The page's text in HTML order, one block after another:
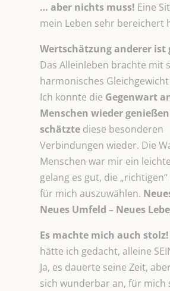
… aber nichts muss! Eine
mein Leben sehr bereichert
Wertschätzung anderer ist
Das Alleinleben brachte mit
harmonisches
Ich konnte die Gegenwart
Menschen wieder
schätzte diese besonderen
Verbindungen wieder. Die
Menschen war mir ein
gelang es gut, die
für mich auszuwählen.
Neues Umfeld – Neues
Es machte mich auch stolz!
hätte ich gedacht, alleine
Ja, es dauerte seine Zeit,
sich wunderbar an, für mich